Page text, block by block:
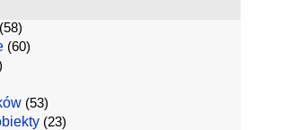
(58)
(60)
(53)
(23)